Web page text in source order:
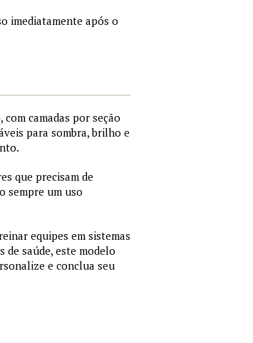
imediatamente após o
camadas por seção
para sombra, brilho e
que precisam de
sempre um uso
equipes em sistemas
saúde, este modelo
e conclua seu